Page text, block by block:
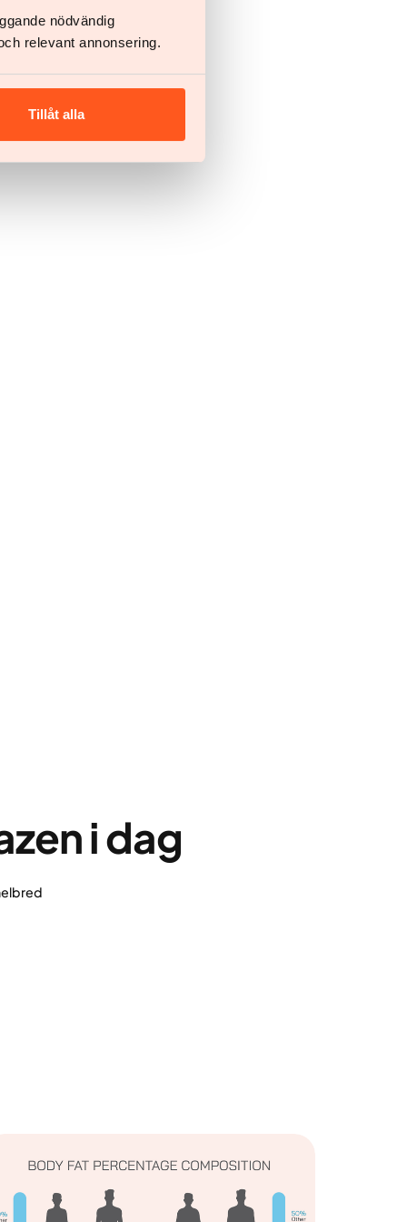
nödvändig
relevant annonsering.
Tillåt alla
i dag